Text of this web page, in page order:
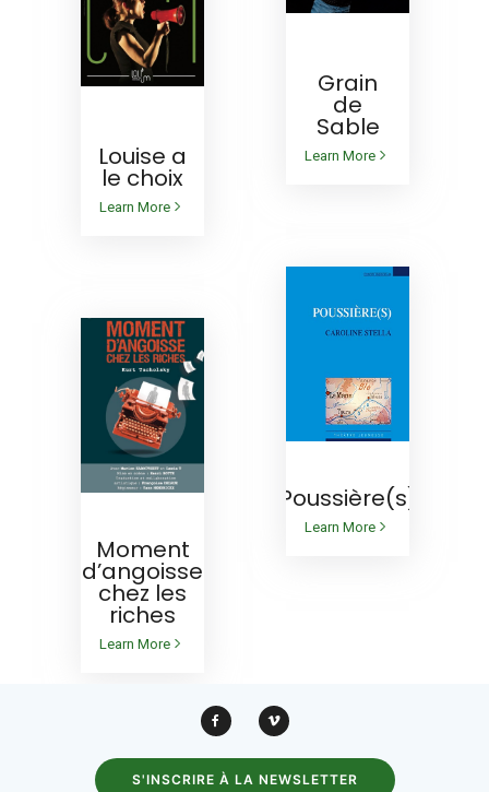
Grain
de
Sable
Learn More
Louise a
le choix
Learn More
Poussière(s)
Learn More
Moment
d’angoisse
chez les
riches
Learn More
S'INSCRIRE À LA NEWSLETTER